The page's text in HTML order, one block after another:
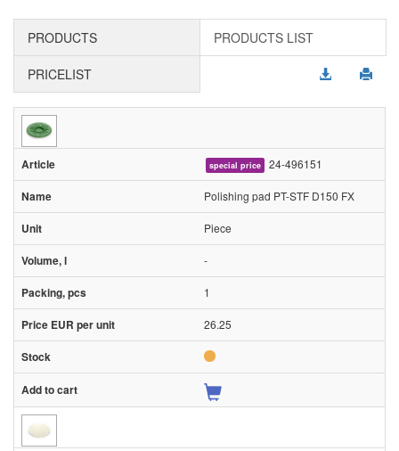
PRODUCTS PRODUCTS LIST
PRICELIST
special price 24-496151
Polishing pad PT-STF D150 FX
Piece
-
1
26.25